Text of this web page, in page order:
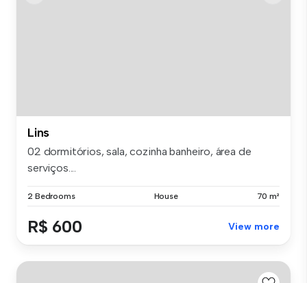
Lins
02 dormitórios, sala, cozinha banheiro, área de
serviços....
2 Bedrooms House 70 m²
R$ 600 View more